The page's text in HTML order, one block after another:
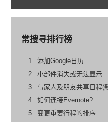
常搜寻排行榜
添加Google日历
小部件消失或无法显示
与家人及朋友共享日程(
如何连接Evernote?
变更重要行程的排序